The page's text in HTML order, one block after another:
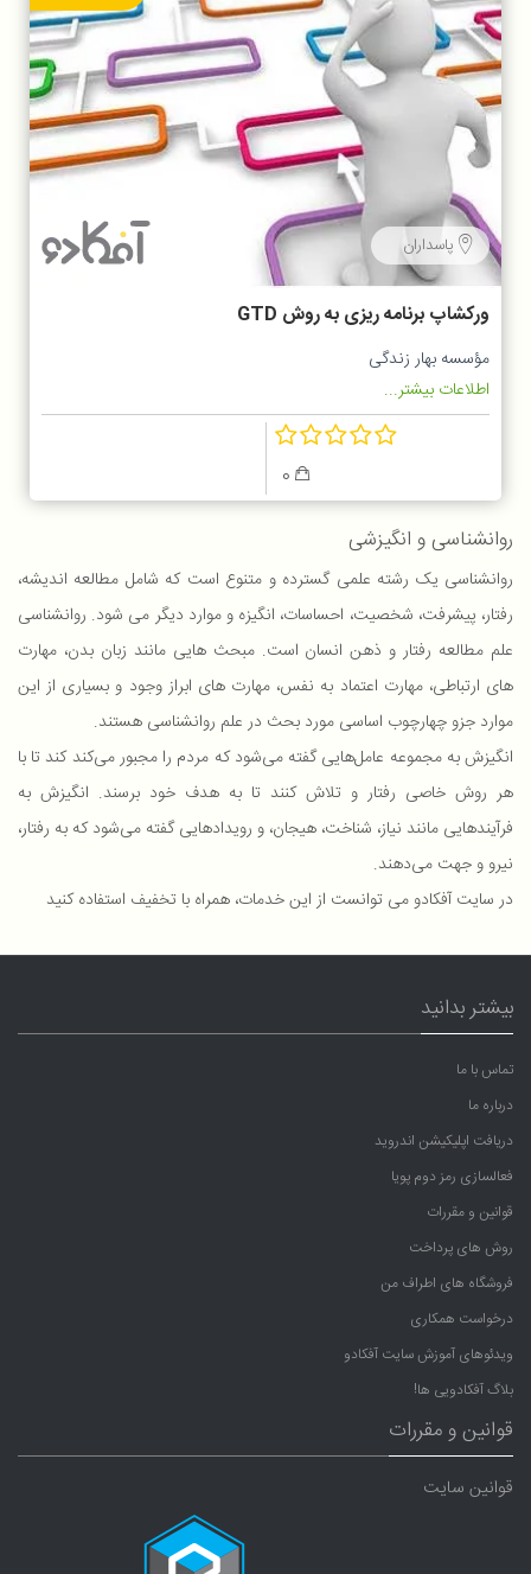
پاسداران
ورکشاپ برنامه ریزی به روش GTD
مؤسسه بهار زندگی
اطلاعات بیشتر...
روانشناسی و انگیزشی
روانشناسی یک رشته علمی گسترده و متنوع است که شامل مطالعه اندیشه،
رفتار، پیشرفت، شخصیت، احساسات، انگیزه و موارد دیگر می شود. روانشناسی
علم مطالعه رفتار و ذهن انسان است. مبحث هایی مانند زبان بدن، مهارت
های ارتباطی، مهارت اعتماد به نفس، مهارت های ابراز وجود و بسیاری از این
موارد جزو چهارچوب اساسی مورد بحث در علم روانشناسی هستند.
انگیزش به مجموعه عامل‌هایی گفته می‌شود که مردم را مجبور می‌کند کند تا با
هر روش خاصی رفتار و تلاش کنند تا به هدف خود برسند. انگیزش به
فرآیندهایی مانند نیاز، شناخت، هیجان، و رویدادهایی گفته می‌شود که به رفتار،
نیرو و جهت می‌دهند.
در سایت آفکادو می توانست از این خدمات، همراه با تخفیف استفاده کنید
بیشتر بدانید
تماس با ما
درباره ما
دریافت اپلیکیشن اندروید
فعالسازی رمز دوم پویا
قوانین و مقررات
روش های پرداخت
فروشگاه های اطراف من
درخواست همکاری
ویدئوهای آموزش سایت آفکادو
بلاگ آفکادویی ها!
قوانین و مقررات
قوانین سایت